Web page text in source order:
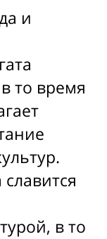
и
то время
в то